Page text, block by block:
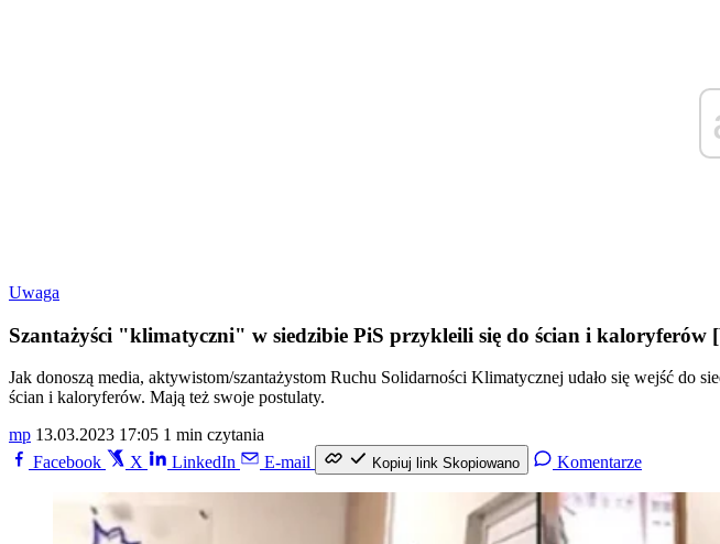
Uwaga
Szantażyści "klimatyczni" w siedzibie PiS przykleili się do ścian i kaloryferów
Jak donoszą media, aktywistom/szantażystom Ruchu Solidarności Klimatycznej udało się wejść
ścian i kaloryferów. Mają też swoje postulaty.
mp 13.03.2023 17:05 1 min czytania
Facebook
X LinkedIn E-mail Kopiuj link Skopiowano Komentarze